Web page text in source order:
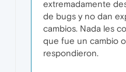
extremadamente
de bugs y no dan
cambios. Nada les
que fue un cambio
respondieron.